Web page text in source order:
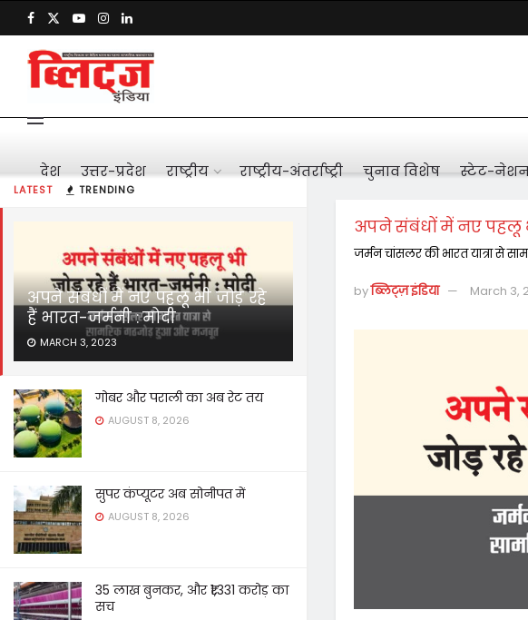
LATEST TRENDING
अपने संबंधों में नए पहलू भी जोड़ रहे
हैं भारत-जर्मनी : मोदी
MARCH 3, 2023
गोबर और पराली का अब रेट तय
AUGUST 8, 2026
सुपर कंप्यूटर अब सोनीपत में
AUGUST 8, 2026
35 लाख बुनकर, और ₹1,331 करोड़ का
सच
देश उत्तर-प्रदेश राष्ट्रीय राष्ट्रीय-अंतर्राष्ट्री चुनाव विशेष स्टेट-
अपने संबंधों में नए पहलू
जर्मन चांसलर की भारत यात्रा से
byब्लिट्ज़ इंडिया March 3,